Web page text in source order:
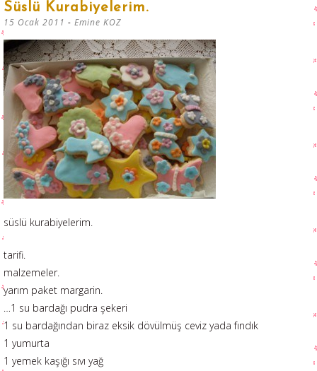
Süslü Kurabiyelerim.
15 Ocak 2011 - Emine KOZ
süslü kurabiyelerim.
tarifi.
malzemeler.
yarım paket margarin.
…1 su bardağı pudra şekeri
1 su bardağından biraz eksik dövülmüş ceviz yada fındık
1 yumurta
1 yemek kaşığı sıvı yağ